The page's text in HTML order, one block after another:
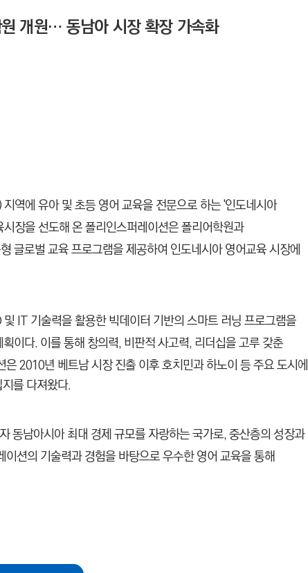
개원… 동남아 시장 확장 가속화
역에 유아 및 초등 영어 교육을 전문으로 하는'인도네시아
장을 선도해 온 폴리인스퍼레이션은 폴리어학원과
글로벌 교육 프로그램을 제공하여 인도네시아 영어교육 시장에
IT 기술력을 활용한 빅데이터 기반의 스마트 러닝 프로그램을
이다. 이를 통해 창의력, 비판적 사고력, 리더십을 고루 갖춘
은 2010년 베트남 시장 진출 이후 호치민과 하노이 등 주요 도시에
를 다져왔다.
동남아시아 최대 경제 규모를 자랑하는 국가로, 중산층의 성장과
이션의 기술력과 경험을 바탕으로 우수한 영어 교육을 통해